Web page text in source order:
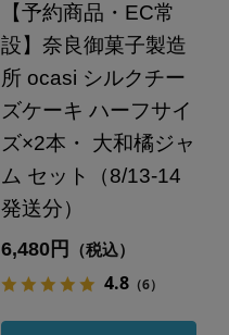
【予約商品・EC常
設】奈良御菓子製造
所 ocasi シルクチー
ズケーキ ハーフサイ
ズ×2本・ 大和橘ジャ
ム セット（8/13-14
発送分）
6,480円 （税込）
4.8（6）